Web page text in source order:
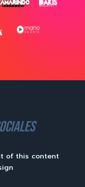
of this content